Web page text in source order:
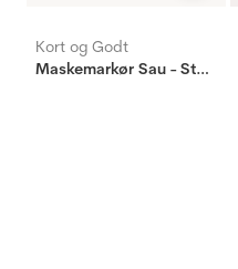
Kort og Godt
Maskemarkør Sau - Start - Hvit